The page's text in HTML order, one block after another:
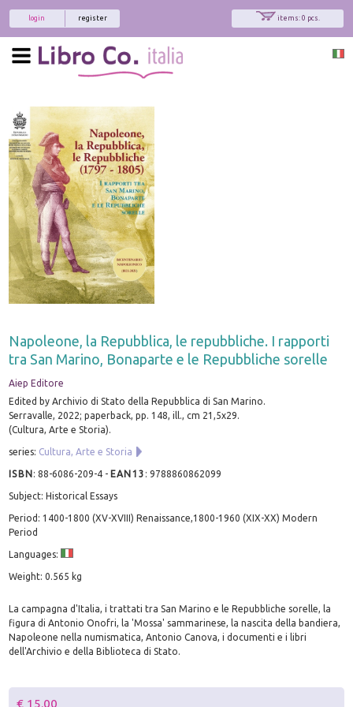
items: 0 pcs.
register
login
Napoleone, la Repubblica, le repubbliche. I rapporti
tra San Marino, Bonaparte e le Repubbliche sorelle
Aiep Editore
Edited by Archivio di Stato della Repubblica di San Marino.
Serravalle, 2022; paperback, pp. 148, ill., cm 21,5x29.
(Cultura, Arte e Storia).
series: Cultura, Arte e Storia
ISBN:88-6086-209-4 - EAN13 :9788860862099
Subject: Historical Essays
Period: 1400-1800 (XV-XVIII) Renaissance,1800-1960 (XIX-XX) Modern
Period
Languages:
Weight: 0.565 kg
La campagna d'Italia, i trattati tra San Marino e le Repubbliche sorelle, la
figura di Antonio Onofri, la 'Mossa' sammarinese, la nascita della bandiera,
Napoleone nella numismatica, Antonio Canova, i documenti e i libri
dell'Archivio e della Biblioteca di Stato.
€ 15.00